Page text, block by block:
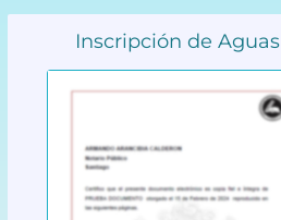
Inscripción de Aguas